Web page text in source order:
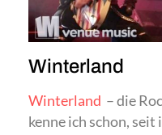
Winterland
Winterland – die
kenne ich schon,